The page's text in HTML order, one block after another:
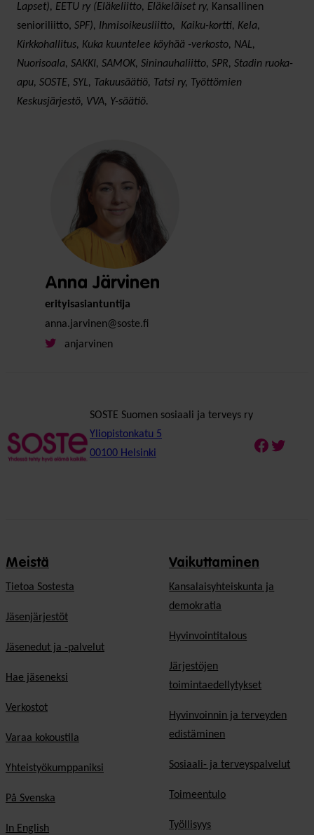
Lapset), EETU ry (Eläkeliitto, Eläkeläiset ry, Kansallinen
senioriliitto, SPF), Ihmisoikeusliitto, Kaiku-kortti, Kela,
Kirkkohallitus, Kuka kuuntelee köyhää -verkosto, NAL,
Nuorisoala, SAKKI, SAMOK, Sininauhaliitto, SPR, Stadin ruoka-
apu, SOSTE, SYL, Takuusäätiö, Tatsi ry, Työttömien
Keskusjärjestö, VVA, Y-säätiö.
Anna Järvinen
erityisasiantuntija
anna.jarvinen@soste.fi
anjarvinen
SOSTE Suomen sosiaali ja terveys ry
Yliopistonkatu 5
00100 Helsinki
Meistä
Tietoa Sostesta
Jäsenjärjestöt
Jäsenedut ja -palvelut
Hae jäseneksi
Verkostot
Varaa kokoustila
Yhteistyökumppaniksi
På Svenska
In English
Vaikuttaminen
Kansalaisyhteiskunta ja
demokratia
Hyvinvointitalous
Järjestöjen
toimintaedellytykset
Hyvinvoinnin ja terveyden
edistäminen
Sosiaali- ja terveyspalvelut
Toimeentulo
Työllisyys